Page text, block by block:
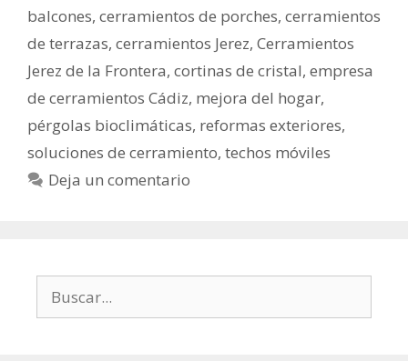
balcones, cerramientos de porches, cerramientos
de terrazas, cerramientos Jerez, Cerramientos
Jerez de la Frontera, cortinas de cristal, empresa
de cerramientos Cádiz, mejora del hogar,
pérgolas bioclimáticas, reformas exteriores,
soluciones de cerramiento, techos móviles
Deja un comentario